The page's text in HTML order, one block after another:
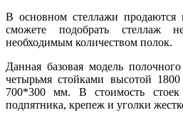
В основном стеллажи продаются
сможете подобрать стеллаж
необходимым количеством полок.
Данная базовая модель
четырьмя стойками высотой
700*300 мм. В стоимость
подпятника, крепеж и уголки